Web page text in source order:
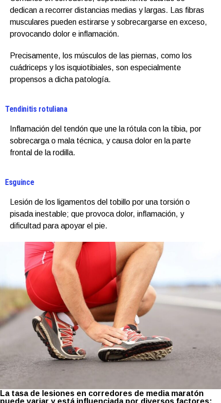
dedican a recorrer distancias medias y largas. Las fibras
musculares pueden estirarse y sobrecargarse en exceso,
provocando dolor e inflamación.
Precisamente, los músculos de las piernas, como los
cuádriceps y los isquiotibiales, son especialmente
propensos a dicha patología.
Tendinitis rotuliana
Inflamación del tendón que une la rótula con la tibia, por
sobrecarga o mala técnica, y causa dolor en la parte
frontal de la rodilla.
Esguince
Lesión de los ligamentos del tobillo por una torsión o
pisada inestable; que provoca dolor, inflamación, y
dificultad para apoyar el pie.
La tasa de lesiones en corredores de media maratón
puede variar y está influenciada por diversos factores: